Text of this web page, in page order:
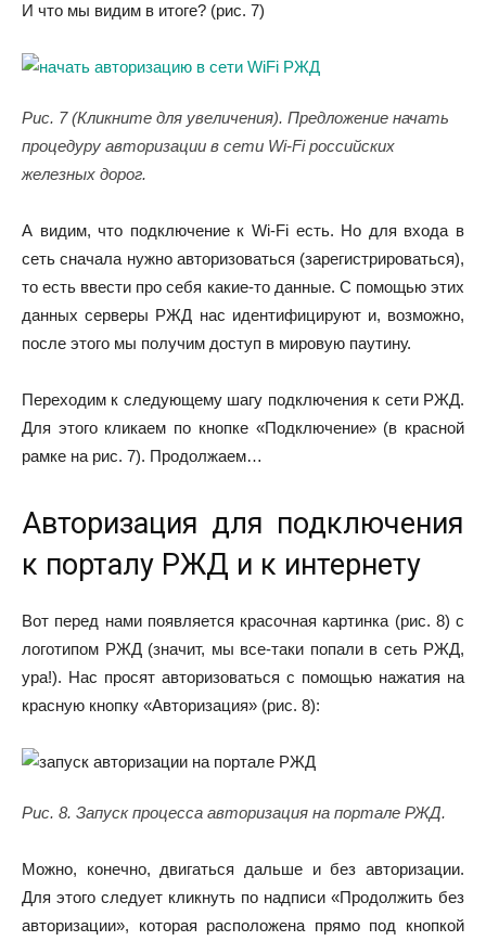
И что мы видим в итоге? (рис. 7)
Рис. 7 (Кликните для увеличения). Предложение начать
процедуру авторизации в сети Wi-Fi российских
железных дорог.
А видим, что подключение к Wi-Fi есть. Но для входа в
сеть сначала нужно авторизоваться (зарегистрироваться),
то есть ввести про себя какие-то данные. С помощью этих
данных серверы РЖД нас идентифицируют и, возможно,
после этого мы получим доступ в мировую паутину.
Переходим к следующему шагу подключения к сети РЖД.
Для этого кликаем по кнопке «Подключение» (в красной
рамке на рис. 7). Продолжаем…
Авторизация для подключения
к порталу РЖД и к интернету
Вот перед нами появляется красочная картинка (рис. 8) с
логотипом РЖД (значит, мы все-таки попали в сеть РЖД,
ура!). Нас просят авторизоваться с помощью нажатия на
красную кнопку «Авторизация» (рис. 8):
Рис. 8. Запуск процесса авторизация на портале РЖД.
Можно, конечно, двигаться дальше и без авторизации.
Для этого следует кликнуть по надписи «Продолжить без
авторизации», которая расположена прямо под кнопкой